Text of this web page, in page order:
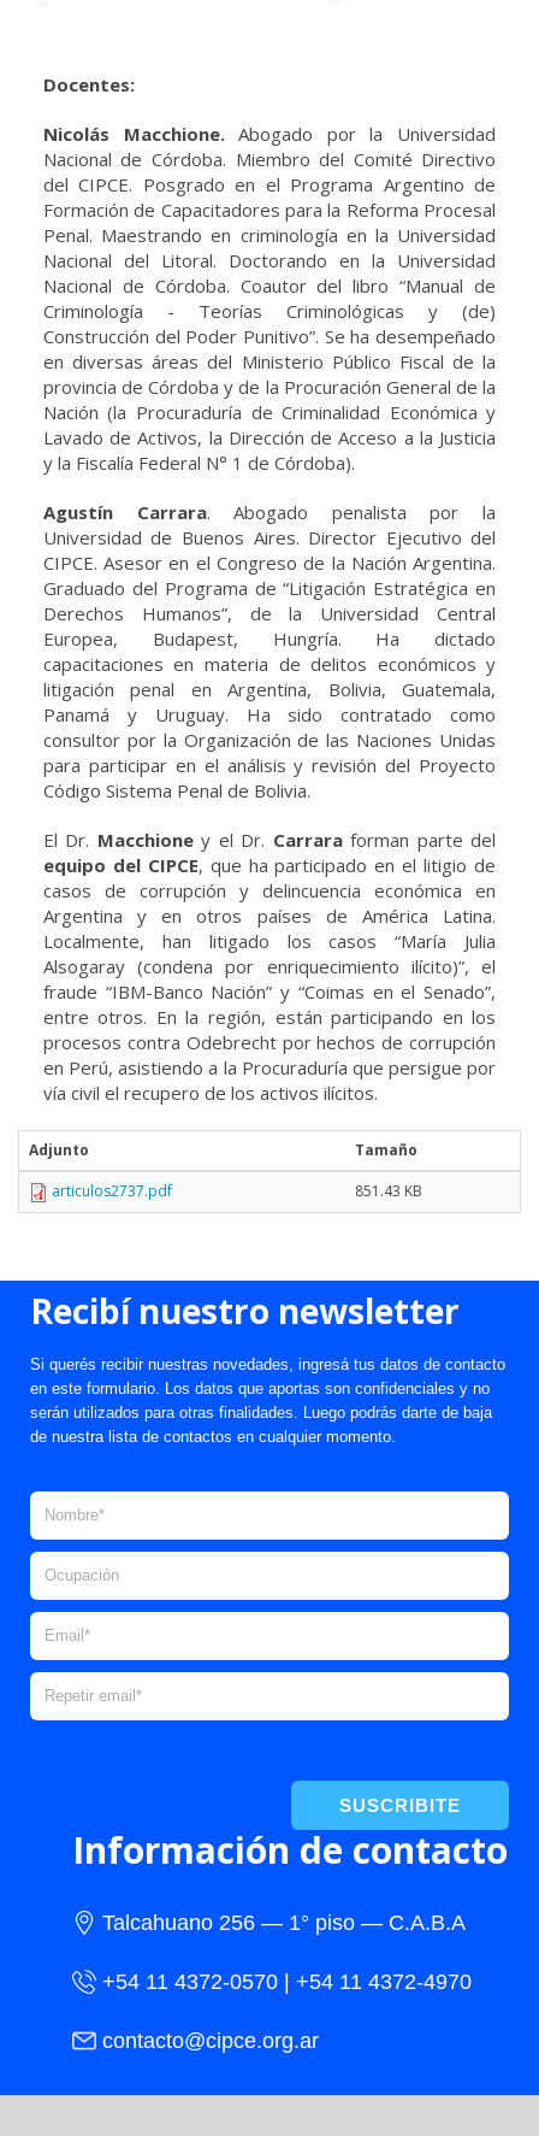
Docentes:
Nicolás Macchione.Abogado por la Universidad
Nacional de Córdoba. Miembro del Comité Directivo
del CIPCE. Posgrado en el Programa Argentino de
Formación de Capacitadores para la Reforma Procesal
Penal. Maestrando en criminología en la Universidad
Nacional del Litoral. Doctorando en la Universidad
Nacional de Córdoba. Coautor del libro “Manual de
Criminología - Teorías Criminológicas y (de)
Construcción del Poder Punitivo”. Se ha desempeñado
en diversas áreas del Ministerio Público Fiscal de la
provincia de Córdoba y de la Procuración General de la
Nación (la Procuraduría de Criminalidad Económica y
Lavado de Activos, la Dirección de Acceso a la Justicia
y la Fiscalía Federal N° 1 de Córdoba).
Agustín Carrara. Abogado penalista por la
Universidad de Buenos Aires. Director Ejecutivo del
CIPCE. Asesor en el Congreso de la Nación Argentina.
Graduado del Programa de “Litigación Estratégica en
Derechos Humanos”, de la Universidad Central
Europea, Budapest, Hungría. Ha dictado
capacitaciones en materia de delitos económicos y
litigación penal en Argentina, Bolivia, Guatemala,
Panamá y Uruguay. Ha sido contratado como
consultor por la Organización de las Naciones Unidas
para participar en el análisis y revisión del Proyecto
Código Sistema Penal de Bolivia.
El Dr. Macchioney el Dr. Carraraforman parte del
equipo del CIPCE, que ha participado en el litigio de
casos de corrupción y delincuencia económica en
Argentina y en otros países de América Latina.
Localmente, han litigado los casos “María Julia
Alsogaray (condena por enriquecimiento ilícito)”, el
fraude “IBM-Banco Nación” y “Coimas en el Senado”,
entre otros. En la región, están participando en los
procesos contra Odebrecht por hechos de corrupción
en Perú, asistiendo a la Procuraduría que persigue por
vía civil el recupero de los activos ilícitos.
Adjunto
Tamaño
articulos2737.pdf
851.43 KB
Recibí nuestro newsletter
Si querés recibir nuestras novedades, ingresá tus datos de contacto
en este formulario. Los datos que aportas son confidenciales y no
serán utilizados para otras finalidades. Luego podrás darte de baja
de nuestra lista de contactos en cualquier momento.
SUSCRIBITE
Información de contacto
Talcahuano 256 — 1° piso — C.A.B.A
+54 11 4372-0570 | +54 11 4372-4970
contacto@cipce.org.ar